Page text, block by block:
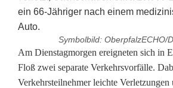
Symbolbild: OberpfalzECHO/
Z
w
Am Dienstagmorgen ereigneten sich in
Floß zwei separate Verkehrsvorfälle.
Verkehrsteilnehmer leichte Verletzungen